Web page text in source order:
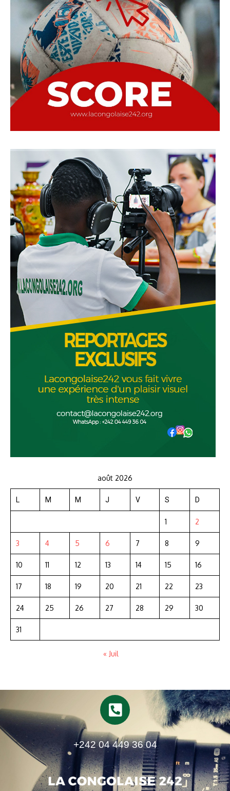
août 2026
L M M J V S D
1 2
3 4 5 6 7 8 9
10 11 12 13 14 15 16
17 18 19 20 21 22 23
24 25 26 27 28 29 30
31
« Juil
+242 04 449 36 04